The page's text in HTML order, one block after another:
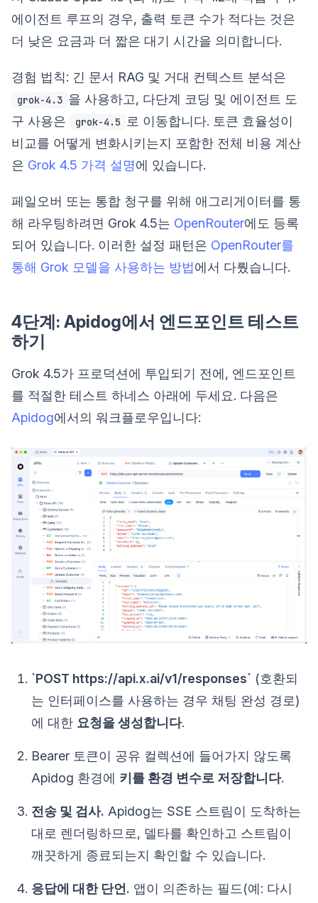
에이전트 루프의 경우, 출력 토큰 수가 적다는 것은
더 낮은 요금과 더 짧은 대기 시간을 의미합니다.
경험 법칙: 긴 문서 RAG 및 거대 컨텍스트 분석은
grok-4.3 을 사용하고, 다단계 코딩 및 에이전트 도
구 사용은
grok-4.5
로 이동합니다. 토큰 효율성이
비교를 어떻게 변화시키는지 포함한 전체 비용 계산
은 Grok 4.5 가격 설명에 있습니다.
페일오버 또는 통합 청구를 위해 애그리게이터를 통
해 라우팅하려면 Grok 4.5는 OpenRouter에도 등록
되어 있습니다. 이러한 설정 패턴은 OpenRouter를
통해 Grok 모델을 사용하는 방법에서 다뤘습니다.
4단계: Apidog에서 엔드포인트 테스트
하기
Grok 4.5가 프로덕션에 투입되기 전에, 엔드포인트
를 적절한 테스트 하네스 아래에 두세요. 다음은
Apidog에서의 워크플로우입니다:
`POST https://api.x.ai/v1/responses` (호환되
는 인터페이스를 사용하는 경우 채팅 완성 경로)
에 대한 요청을 생성합니다.
Bearer 토큰이 공유 컬렉션에 들어가지 않도록
Apidog 환경에 키를 환경 변수로 저장합니다.
전송 및 검사. Apidog는 SSE 스트림이 도착하는
대로 렌더링하므로, 델타를 확인하고 스트림이
깨끗하게 종료되는지 확인할 수 있습니다.
응답에 대한 단언. 앱이 의존하는 필드(예: 다시